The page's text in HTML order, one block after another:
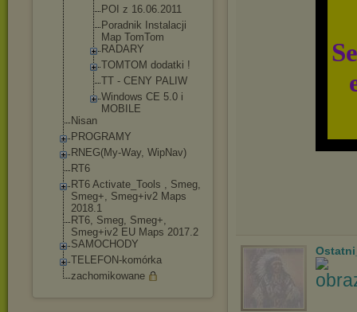
POI z 16.06.2011
Poradnik Instalacji
Map TomTom
RADARY
TOMTOM dodatki !
TT - CENY PALIW
Windows CE 5.0 i
MOBILE
Nisan
PROGRAMY
RNEG(My-Way, WipNav)
RT6
RT6 Activate_Tools , Smeg,
Smeg+, Smeg+iv2 Maps
2018.1
RT6, Smeg, Smeg+,
Smeg+iv2 EU Maps 2017.2
SAMOCHODY
TELEFON-komórka
zachomikowane